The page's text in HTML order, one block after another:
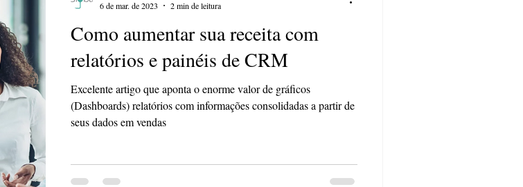
Como aumentar sua receita com
relatórios e painéis de CRM
Excelente artigo que aponta o enorme valor de gráficos
(Dashboards) relatórios com informações consolidadas a partir de
seus dados em vendas
6 de mar. de 2023
2 min de leitura